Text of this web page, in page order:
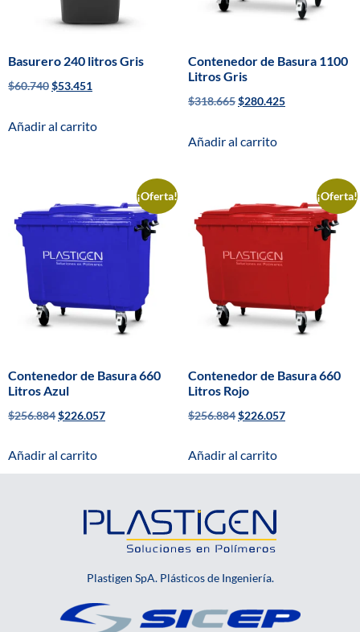
Basurero 240 litros Gris
$60.740$53.451
Añadir al carrito
Contenedor de Basura 1100
Litros Gris
$318.665$280.425
Añadir al carrito
¡Oferta!
Contenedor de Basura 660
Litros Azul
$256.884$226.057
Añadir al carrito
¡Oferta!
Contenedor de Basura 660
Litros Rojo
$256.884$226.057
Añadir al carrito
Plastigen SpA. Plásticos de Ingeniería.